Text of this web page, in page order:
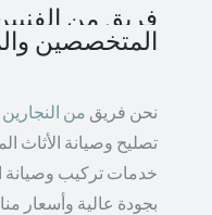
فريق من
المتخصصين
نحن فريق من
تصليح وصيانة الأثاث
خدمات تركيب وصيانة
بجودة عالية وأسعار